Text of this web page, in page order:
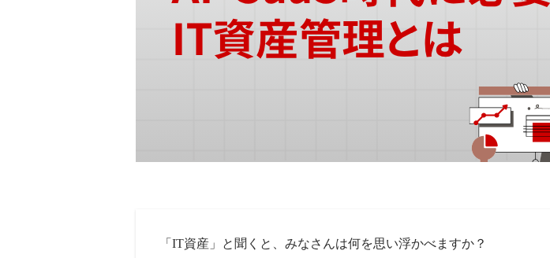
「IT資産」と聞くと、みなさんは何を思い浮かべますか？